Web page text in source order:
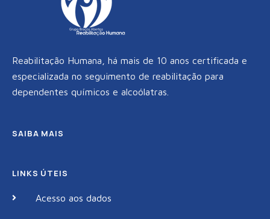
Reabilitação Humana, há mais de 10 anos certificada e
especializada no seguimento de reabilitação para
dependentes químicos e alcoólatras.
SAIBA MAIS
LINKS ÚTEIS
Acesso aos dados